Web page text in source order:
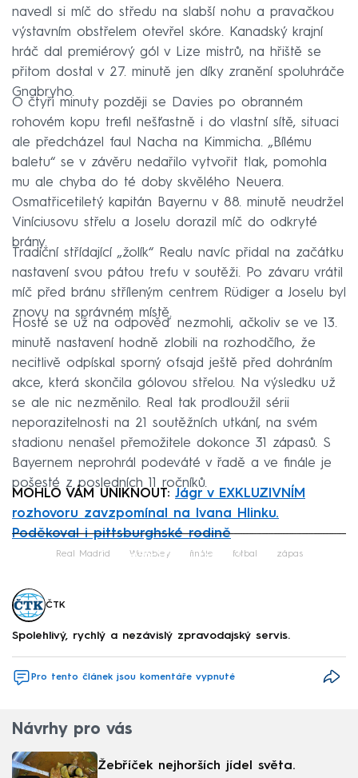
navedl si míč do středu na slabší nohu a pravačkou
výstavním obstřelem otevřel skóre. Kanadský krajní
hráč dal premiérový gól v Lize mistrů, na hřiště se
přitom dostal v 27. minutě jen díky zranění spoluhráče
Gnabryho.
O čtyři minuty později se Davies po obranném
rohovém kopu trefil nešťastně i do vlastní sítě, situaci
ale předcházel faul Nacha na Kimmicha. „Bílému
baletu“ se v závěru nedařilo vytvořit tlak, pomohla
mu ale chyba do té doby skvělého Neuera.
Osmatřicetiletý kapitán Bayernu v 88. minutě neudržel
Viníciusovu střelu a Joselu dorazil míč do odkryté
brány.
Tradiční střídající „žolík“ Realu navíc přidal na začátku
nastavení svou pátou trefu v soutěži. Po závaru vrátil
míč před bránu stříleným centrem Rüdiger a Joselu byl
znovu na správném místě.
Hosté se už na odpověď nezmohli, ačkoliv se ve 13.
minutě nastavení hodně zlobili na rozhodčího, že
necitlivě odpískal sporný ofsajd ještě před dohráním
akce, která skončila gólovou střelou. Na výsledku už
se ale nic nezměnilo. Real tak prodloužil sérii
neporazitelnosti na 21 soutěžních utkání, na svém
stadionu nenašel přemožitele dokonce 31 zápasů. S
Bayernem neprohrál podeváté v řadě a ve finále je
pošesté z posledních 11 ročníků.
MOHLO VÁM UNIKNOUT: Jágr v EXKLUZIVNÍM
rozhovoru zavzpomínal na Ivana Hlinku.
Poděkoval i pittsburghské rodině
Failed to fetch
Real Madrid Wembley finále fotbal zápas
ČTK
Spolehlivý, rychlý a nezávislý zpravodajský servis.
Pro tento článek jsou komentáře vypnuté
Návrhy pro vás
Žebříček nejhorších jídel světa.